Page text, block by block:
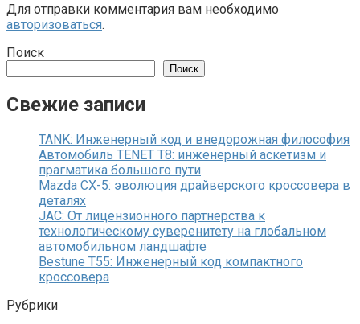
Для отправки комментария вам необходимо
авторизоваться.
Поиск
Поиск
Свежие записи
TANK: Инженерный код и внедорожная философия
Автомобиль TENET T8: инженерный аскетизм и
прагматика большого пути
Mazda CX-5: эволюция драйверского кроссовера в
деталях
JAC: От лицензионного партнерства к
технологическому суверенитету на глобальном
автомобильном ландшафте
Bestune T55: Инженерный код компактного
кроссовера
Рубрики